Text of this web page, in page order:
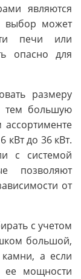
являются
выбор может
печи или
опасно для
размеру
тем большую
кВт до 36 кВт.
с системой
позволяют
от
с учетом
большой,
камни, а если
ее мощности